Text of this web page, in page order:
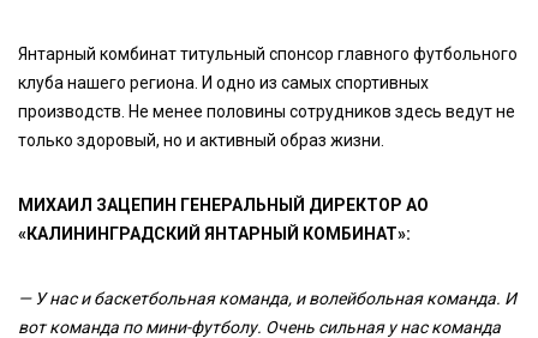
Янтарный комбинат титульный спонсор главного футбольного
клуба нашего региона. И одно из самых спортивных
производств. Не менее половины сотрудников здесь ведут не
только здоровый, но и активный образ жизни.
МИХАИЛ ЗАЦЕПИН ГЕНЕРАЛЬНЫЙ ДИРЕКТОР АО
«КАЛИНИНГРАДСКИЙ ЯНТАРНЫЙ КОМБИНАТ»:
— У нас и баскетбольная команда, и волейбольная команда. И
вот команда по мини-футболу. Очень сильная у нас команда